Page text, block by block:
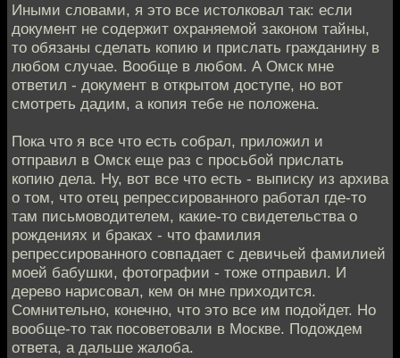
Иными словами, я это все истолковал так: если
документ не содержит охраняемой законом тайны,
то обязаны сделать копию и прислать гражданину в
любом случае. Вообще в любом. А Омск мне
ответил - документ в открытом доступе, но вот
смотреть дадим, а копия тебе не положена.
Пока что я все что есть собрал, приложил и
отправил в Омск еще раз с просьбой прислать
копию дела. Ну, вот все что есть - выписку из архива
о том, что отец репрессированного работал где-то
там письмоводителем, какие-то свидетельства о
рождениях и браках - что фамилия
репрессированного совпадает с девичьей фамилией
моей бабушки, фотографии - тоже отправил. И
дерево нарисовал, кем он мне приходится.
Сомнительно, конечно, что это все им подойдет. Но
вообще-то так посоветовали в Москве. Подождем
ответа, а дальше жалоба.